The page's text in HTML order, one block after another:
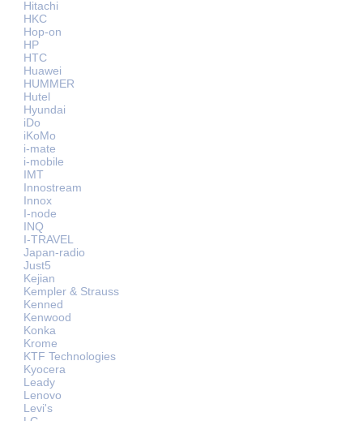
Hitachi
HKC
Hop-on
HP
HTC
Huawei
HUMMER
Hutel
Hyundai
iDo
iKoMo
i-mate
i-mobile
IMT
Innostream
Innox
I-node
INQ
I-TRAVEL
Japan-radio
Just5
Kejian
Kempler & Strauss
Kenned
Kenwood
Konka
Krome
KTF Technologies
Kyocera
Leady
Lenovo
Levi's